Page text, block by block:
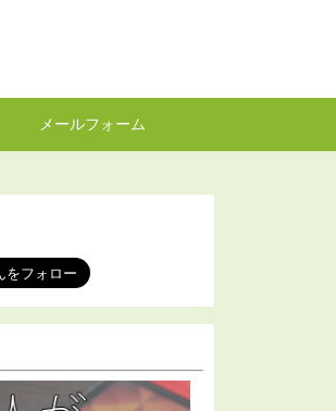
メールフォーム